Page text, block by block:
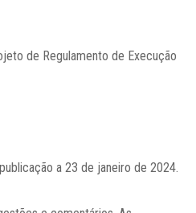
de Regulamento de Execução
a 23 de janeiro de 2024.